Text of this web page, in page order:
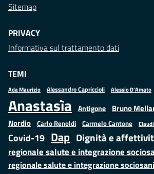
Sitemap
PRIVACY
Informativa sul trattamento dati
TEMI
Ada Maurizio Alessandro Capriccioli Alessio D'Amato
Anastasìa Antigone Bruno
Nordio Carlo Renoldi Carmelo Cantone
Covid-19 Dap Dignità e
regionale salute e integrazione
regionale salute e integrazione